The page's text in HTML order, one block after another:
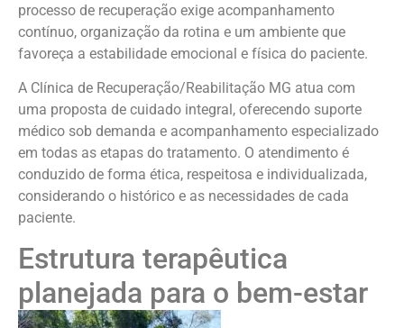
processo de recuperação exige acompanhamento
contínuo, organização da rotina e um ambiente que
favoreça a estabilidade emocional e física do paciente.
A Clínica de Recuperação/Reabilitação MG atua com
uma proposta de cuidado integral, oferecendo suporte
médico sob demanda e acompanhamento especializado
em todas as etapas do tratamento. O atendimento é
conduzido de forma ética, respeitosa e individualizada,
considerando o histórico e as necessidades de cada
paciente.
Estrutura terapêutica
planejada para o bem-estar